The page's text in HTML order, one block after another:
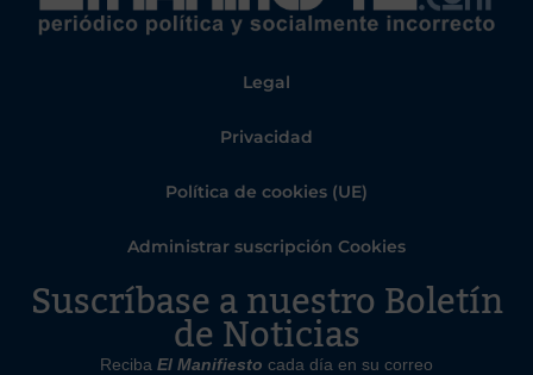
Legal
Privacidad
Política de cookies (UE)
Administrar suscripción Cookies
Suscríbase a nuestro Boletín
de Noticias
Reciba El Manifiesto cada día en su correo